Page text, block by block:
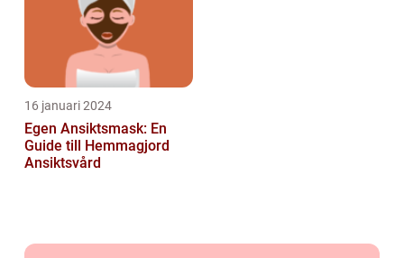
16 januari 2024
Egen Ansiktsmask: En
Guide till Hemmagjord
Ansiktsvård